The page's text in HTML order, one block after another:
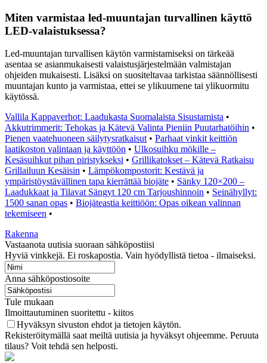
Miten varmistaa led-muuntajan turvallinen käyttö
LED-valaistuksessa?
Led-muuntajan turvallisen käytön varmistamiseksi on tärkeää
asentaa se asianmukaisesti valaistusjärjestelmään valmistajan
ohjeiden mukaisesti. Lisäksi on suositeltavaa tarkistaa säännöllisesti
muuntajan kunto ja varmistaa, ettei se ylikuumene tai ylikuormitu
käytössä.
Vallila Kappaverhot: Laadukasta Suomalaista Sisustamista •
Akkutrimmerit: Tehokas ja Kätevä Valinta Pieniin Puutarhatöihin •
Pienen vaatehuoneen säilytysratkaisut • Parhaat vinkit keittiön
laatikoston valintaan ja käyttöön • Ulkosuihku mökille –
Kesäsuihkut pihan piristykseksi • Grillikatokset – Kätevä Ratkaisu
Grillailuun Kesäisin • Lämpökompostorit: Kestävä ja
ympäristöystävällinen tapa kierrättää biojäte • Sänky 120×200 –
Laadukkaat ja Tilavat Sängyt 120 cm Tarjoushinnoin • Seinähyllyt:
1500 sanan opas • Biojäteastia keittiöön: Opas oikean valinnan
tekemiseen •
Rakenna
Vastaanota uutisia suoraan sähköpostiisi
Hyviä vinkkejä. Ei roskapostia. Vain hyödyllistä tietoa - ilmaiseksi.
Anna sähköpostiosoite
Tule mukaan
Ilmoittautuminen suoritettu - kiitos
Hyväksyn sivuston ehdot ja tietojen käytön.
Rekisteröitymällä saat meiltä uutisia ja hyväksyt ohjeemme. Peruuta
tilaus? Voit tehdä sen helposti.